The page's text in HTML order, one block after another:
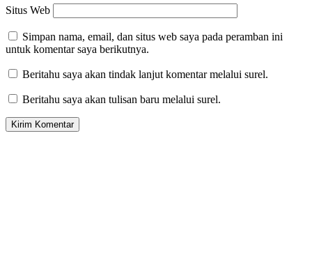
Situs Web
Simpan nama, email, dan situs web saya pada peramban ini
untuk komentar saya berikutnya.
Beritahu saya akan tindak lanjut komentar melalui surel.
Beritahu saya akan tulisan baru melalui surel.